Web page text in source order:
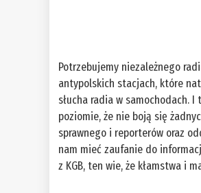
Potrzebujemy niezależnego
antypolskich stacjach, które
słucha radia w samochodach.
poziomie, że nie boją się
sprawnego i reporterów oraz
nam mieć zaufanie do
z KGB, ten wie, że kłamstwa i